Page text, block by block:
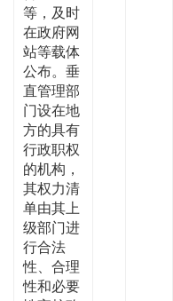
等，及时
在政府网
站等载体
公布。垂
直管理部
门设在地
方的具有
行政职权
的机构，
其权力清
单由其上
级部门进
行合法
性、合理
性和必要